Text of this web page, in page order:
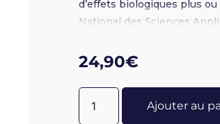
d’effets biologiques plus
National des Sciences
12.000 ex. vendus) -
24,90€
Ajouter au